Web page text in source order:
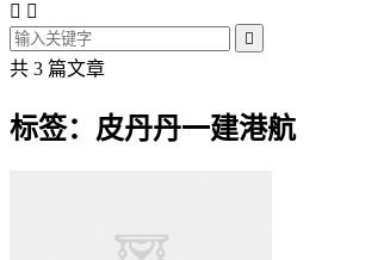
 

共 3 篇文章
标签：皮丹丹一建港航